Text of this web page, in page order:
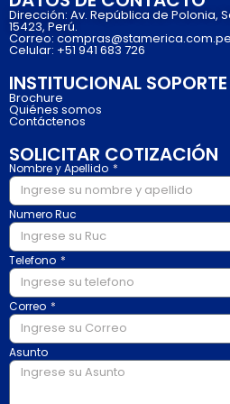
Dirección: Av. República de Polonia,
15423, Perú.
Correo: compras@stamerica.com.pe
Celular: +51 941 683 726
INSTITUCIONAL SOPORTE
Brochure
Quiénes somos
Contáctenos
SOLICITAR COTIZACIÓN
Nombre y Apellido
Numero Ruc
Telefono
Correo
Asunto